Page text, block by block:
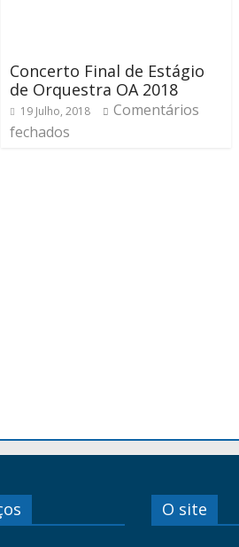
Concerto Final de Estágio
de Orquestra OA 2018
19 Julho, 2018
Comentários
fechados
O site